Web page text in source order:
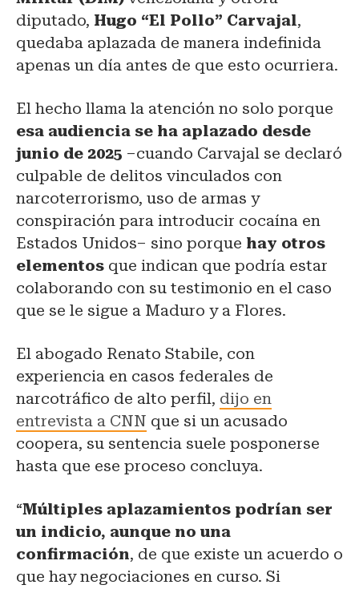
diputado, Hugo “El Pollo” Carvajal,
quedaba aplazada de manera indefinida
apenas un día antes de que esto ocurriera.
El hecho llama la atención no solo porque
esa audiencia se ha aplazado desde
junio de 2025 –cuando Carvajal se declaró
culpable de delitos vinculados con
narcoterrorismo, uso de armas y
conspiración para introducir cocaína en
Estados Unidos– sino porque hay otros
elementos que indican que podría estar
colaborando con su testimonio en el caso
que se le sigue a Maduro y a Flores.
El abogado Renato Stabile, con
experiencia en casos federales de
narcotráfico de alto perfil, dijo en
entrevista a CNN que si un acusado
coopera, su sentencia suele posponerse
hasta que ese proceso concluya.
“Múltiples aplazamientos podrían ser
un indicio, aunque no una
confirmación, de que existe un acuerdo o
que hay negociaciones en curso. Si